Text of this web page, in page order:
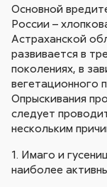
Основной
России –
Астраханской
развивается в
поколениях, в
вегетационного
Опрыскивания
следует
нескольким
1. Имаго и
наиболее